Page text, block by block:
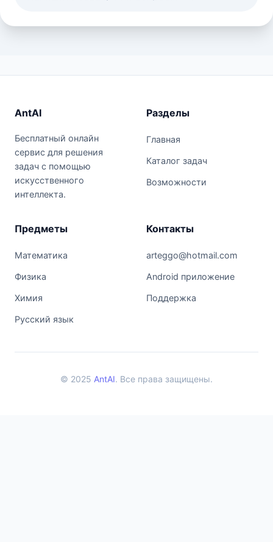
AntAI
Бесплатный онлайн
сервис для решения
задач с помощью
искусственного
интеллекта.
Разделы
Главная
Каталог задач
Возможности
Предметы
Математика
Физика
Химия
Русский язык
Контакты
arteggo@hotmail.com
Android приложение
Поддержка
© 2025 AntAI. Все права защищены.